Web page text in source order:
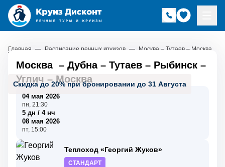
Главная — Расписание речных круизов — Москва – Тутаев – Москва
Скидка до 20% при бронировании до 31 Августа
Москва – Дубна– Тутаев – Рыбинск –
Углич –Москва
04 мая 2026
пн, 21:30
5 дн / 4 нч
08 мая 2026
пт, 15:00
Теплоход «Георгий Жуков»
СТАНДАРТ